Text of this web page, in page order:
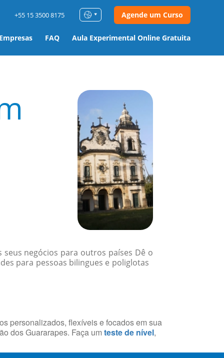
FAQ Aula Experimental Online Gratuita
+55 15 3500 8175 Agende um Curso
negócios para outros países Dê o
para pessoas bilingues e poliglotas
personalizados, flexíveis e focados em sua
dos Guararapes. Faça um teste de nível,